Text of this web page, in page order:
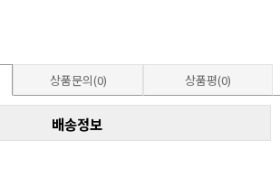
상품문의(0) 상품평(0)
배송정보